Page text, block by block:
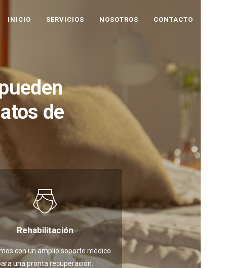
INICIO SERVICIOS NOSOTROS CONTACTO
de
Rehabilitación
con un amplio soporte médico
una pronta recuperación.